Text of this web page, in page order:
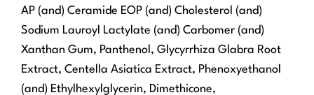
AP (and) Ceramide EOP (and) Cholesterol (and)
Sodium Lauroyl Lactylate (and) Carbomer (and)
Xanthan Gum, Panthenol, Glycyrrhiza Glabra Root
Extract, Centella Asiatica Extract, Phenoxyethanol
(and) Ethylhexylglycerin, Dimethicone,